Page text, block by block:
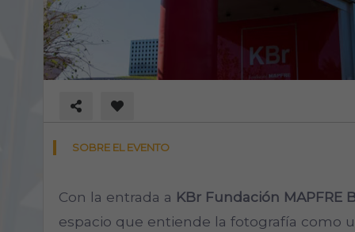
SOBRE EL EVENTO
Con la entrada a KBr Fundación MAPFRE
espacio que entiende la fotografía como